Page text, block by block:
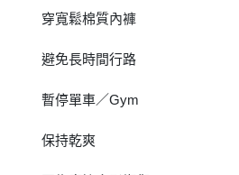
穿寬鬆棉質內褲
避免長時間行路
暫停單車／Gym
保持乾爽